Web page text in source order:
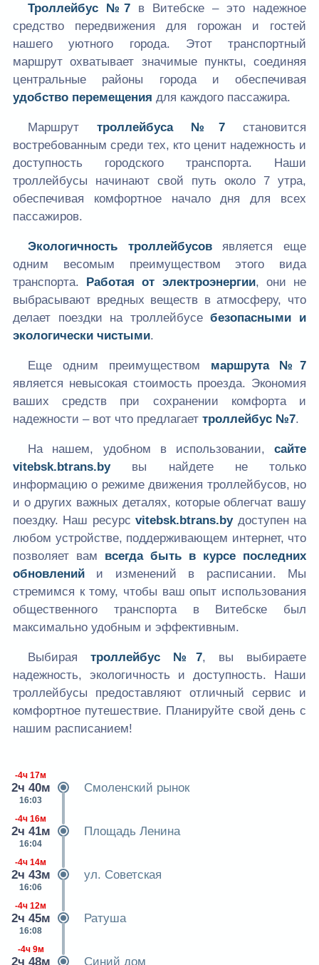
Троллейбус №7 в Витебске – это надежное
средство передвижения для горожан и гостей
нашего уютного города. Этот транспортный
маршрут охватывает значимые пункты, соединяя
центральные районы города и обеспечивая
удобство перемещения для каждого пассажира.
Маршруттроллейбуса №7 становится
востребованным среди тех, кто ценит надежность и
доступность городского транспорта. Наши
троллейбусы начинают свой путь около 7 утра,
обеспечивая комфортное начало дня для всех
пассажиров.
Экологичность троллейбусовявляется еще
одним весомым преимуществом этого вида
транспорта.
Работая от электроэнергии, они не
выбрасывают вредных веществ в атмосферу, что
делает поездки на троллейбусебезопасными и
экологически чистыми.
Еще одним преимуществом маршрута №7
является невысокая стоимость проезда. Экономия
ваших средств при сохранении комфорта и
надежности – вот что предлагает троллейбус №7.
На нашем, удобном в использовании, сайте
vitebsk.btrans.byвы найдете не только
информацию о режиме движения троллейбусов, но
и о других важных деталях, которые облегчат вашу
поездку. Наш ресурсvitebsk.btrans.byдоступен на
любом устройстве, поддерживающем интернет, что
позволяет вам всегда быть в курсе последних
обновлений и изменений в расписании. Мы
стремимся к тому, чтобы ваш опыт использования
общественного транспорта в Витебске был
максимально удобным и эффективным.
Выбираятроллейбус №7, вы выбираете
надежность, экологичность и доступность. Наши
троллейбусы предоставляют отличный сервис и
комфортное путешествие. Планируйте свой день с
нашим расписанием!
-4ч 17м
2ч 40м
16:03
Смоленский рынок
-4ч 16м
2ч 41м
16:04
Площадь Ленина
-4ч 14м
2ч 43м
16:06
ул. Советская
-4ч 12м
2ч 45м
16:08
Ратуша
-4ч 9м
2ч 48м Синий дом